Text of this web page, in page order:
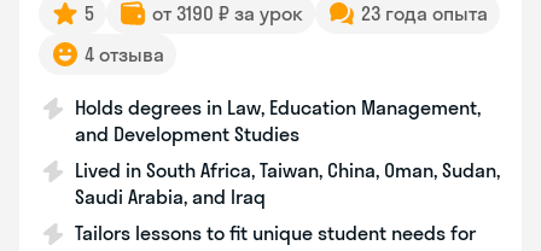
5 от 3190 ₽ за урок
23 года опыта
4 отзыва
Holds degrees in Law, Education Management,
and Development Studies
Lived in South Africa, Taiwan, China, Oman, Sudan,
Saudi Arabia, and Iraq
Tailors lessons to fit unique student needs for